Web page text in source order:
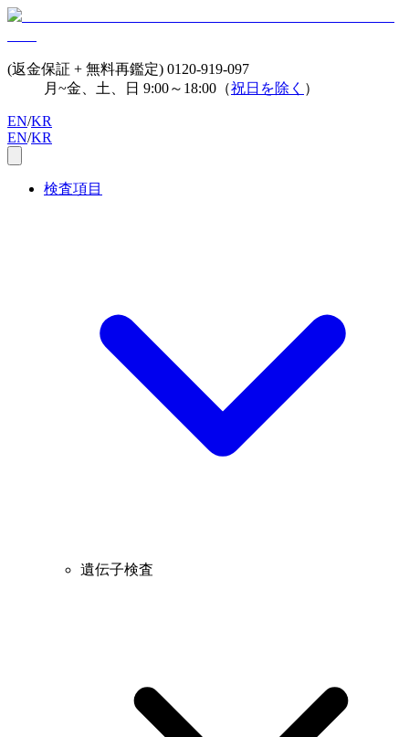
(返金保証 + 無料再鑑定) 0120-919-097
月~金、土、日 9:00～18:00（祝日を除く ）
EN/KR
EN/KR
検査項目
遺伝子検査